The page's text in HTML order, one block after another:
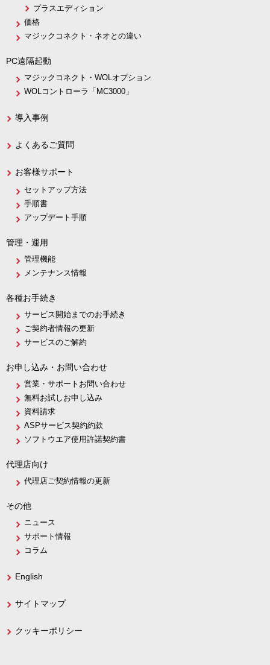
プラスエディション
価格
マジックコネクト・ネオとの違い
PC遠隔起動
マジックコネクト・WOLオプション
WOLコントローラ「MC3000」
導入事例
よくあるご質問
お客様サポート
セットアップ方法
手順書
アップデート手順
管理・運用
管理機能
メンテナンス情報
各種お手続き
サービス開始までのお手続き
ご契約者情報の更新
サービスのご解約
お申し込み・お問い合わせ
営業・サポートお問い合わせ
無料お試しお申し込み
資料請求
ASPサービス契約約款
ソフトウエア使用許諾契約書
代理店向け
代理店ご契約情報の更新
その他
ニュース
サポート情報
コラム
English
サイトマップ
クッキーポリシー